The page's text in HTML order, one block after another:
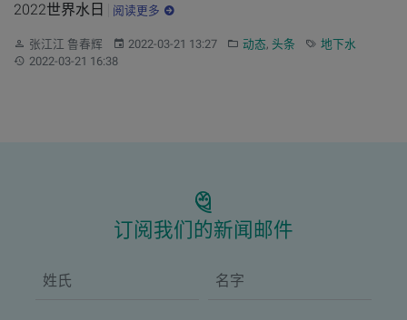
2022世界水日 阅读更多
作者：张江江 鲁春辉 发布：2022-03-21 13:27 分类：
动态, 头条 标签：
地下水
更新：2022-03-21 16:38
订阅我们的新闻邮件